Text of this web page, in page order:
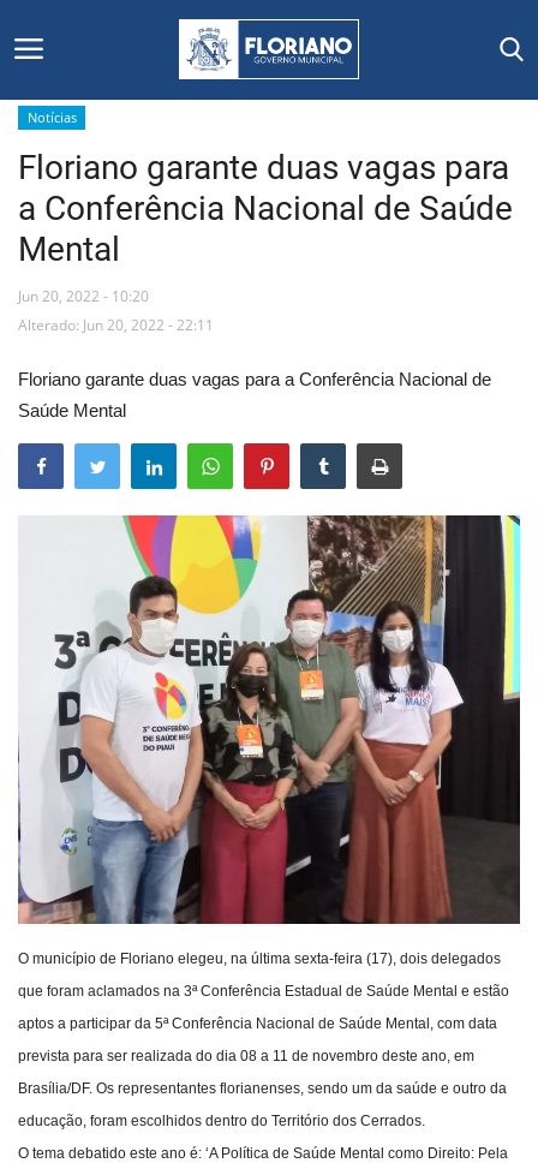
Início
Editais
Floriano
Mural de Licitações
Notícias
Contato
Notícias
Floriano garante duas vagas para
a Conferência Nacional de Saúde
Mental
Jun 20, 2022 - 10:20
Alterado: Jun 20, 2022 - 22:11
Floriano garante duas vagas para a Conferência Nacional de
Saúde Mental
O município de Floriano elegeu, na última sexta-feira (17), dois delegados
que foram aclamados na 3ª Conferência Estadual de Saúde Mental e estão
aptos a participar da 5ª Conferência Nacional de Saúde Mental, com data
prevista para ser realizada do dia 08 a 11 de novembro deste ano, em
Brasília/DF. Os representantes florianenses, sendo um da saúde e outro da
educação, foram escolhidos dentro do Território dos Cerrados.
O tema debatido este ano é: ‘A Política de Saúde Mental como Direito: Pela